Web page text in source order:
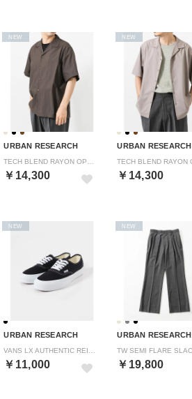
URBAN RESEARCH
￥14,300
NEW
URBAN RESEARCH
￥14,300
NEW
URBAN RESEARCH
￥11,000
NEW
URBAN RESEARCH
￥19,800
NEW